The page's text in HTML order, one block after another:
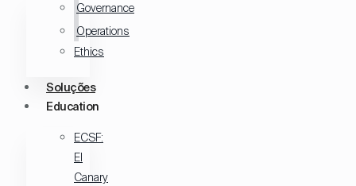
Governance
Operations
Ethics
Soluções
Education
ECSF:
El
Canary